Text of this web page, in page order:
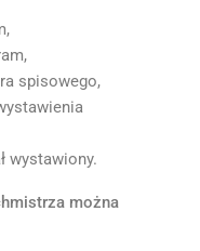
spisowego,
wystawiony.
można